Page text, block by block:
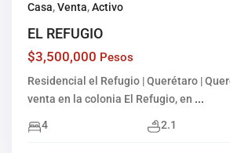
Casa,Venta,Activo
EL REFUGIO
$3,500,000 Pesos
Residencial el Refugio | Querétaro |
venta en la colonia El Refugio, en ...
4 2.1